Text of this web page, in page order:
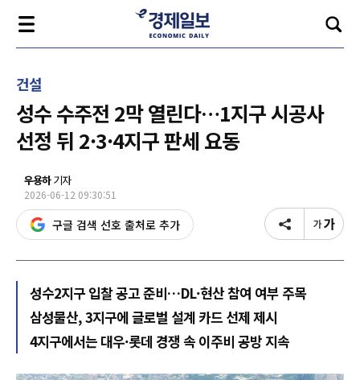
건설
성수 수주전 2막 열린다…1지구 시공사
선정 뒤 2·3·4지구 판세 요동
우용하기자
2026-06-12 09:30:51
구글 검색 선호 출처로 추가
성수2지구 입찰 공고 준비…DL·현산 참여 여부 주목
삼성물산, 3지구에 글로벌 설계 카드 선제 제시
4지구에서는 대우·롯데 경쟁 속 이주비 공방 지속